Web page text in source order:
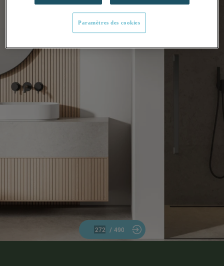
/ 490
Paramètres des cookies